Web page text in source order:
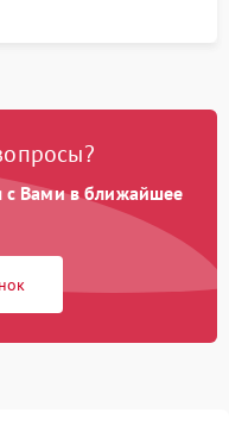
с Вами в ближайшее